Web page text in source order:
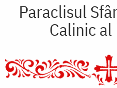
Paraclisul
Calinic al